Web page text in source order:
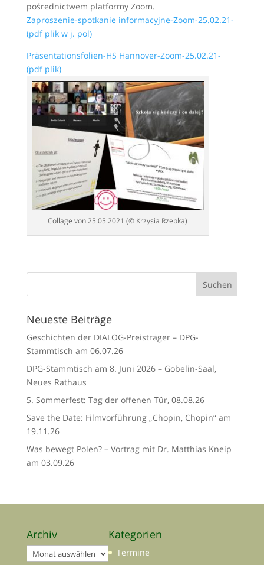
pośrednictwem platformy Zoom.
Zaproszenie-spotkanie informacyjne-Zoom-25.02.21-
(pdf plik w j. pol)
Präsentationsfolien-HS Hannover-Zoom-25.02.21-
(pdf plik)
Collage von 25.05.2021 (© Krzysia Rzepka)
Neueste Beiträge
Geschichten der DIALOG-Preisträger – DPG-
Stammtisch am 06.07.26
DPG-Stammtisch am 8. Juni 2026 – Gobelin-Saal,
Neues Rathaus
5. Sommerfest: Tag der offenen Tür, 08.08.26
Save the Date: Filmvorführung „Chopin, Chopin“ am
19.11.26
Was bewegt Polen? – Vortrag mit Dr. Matthias Kneip
am 03.09.26
Archiv
Archiv
Kategorien
Termine